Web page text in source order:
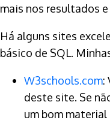
mais nos resultados
Há alguns sites
básico de SQL.
W3schools.com:
deste site. Se
um bom material